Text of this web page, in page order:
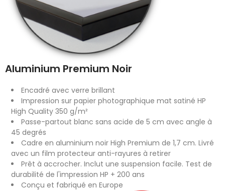
Aluminium Premium Noir
Encadré avec verre brillant
Impression sur papier photographique mat satiné HP
High Quality 350 g/m²
Passe-partout blanc sans acide de 5 cm avec angle à
45 degrés
Cadre en aluminium noir High Premium de 1,7 cm. Livré
avec un film protecteur anti-rayures à retirer
Prêt à accrocher. Inclut une suspension facile. Test de
durabilité de l'impression HP + 200 ans
Conçu et fabriqué en Europe